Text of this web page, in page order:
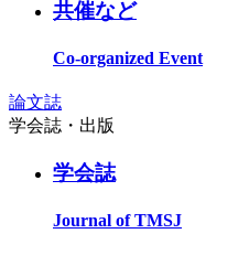
共催など
Co-organized Event
論文誌
学会誌・出版
学会誌
Journal of TMSJ